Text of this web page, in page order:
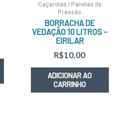
Caçarolas / Panelas de
Pressão
BORRACHA DE
VEDAÇÃO 10 LITROS –
EIRILAR
R$10,00
ADICIONAR AO
CARRINHO